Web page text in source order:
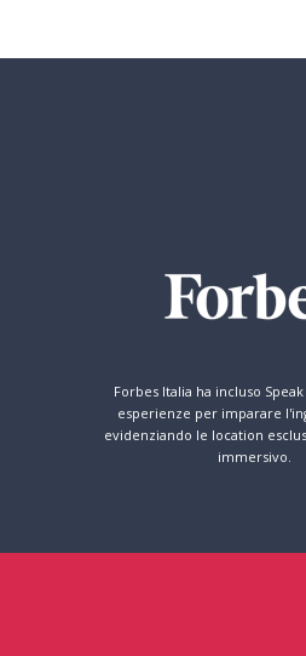
Forbes Italia ha incluso
esperienze per imparare
evidenziando le location
immersivo.